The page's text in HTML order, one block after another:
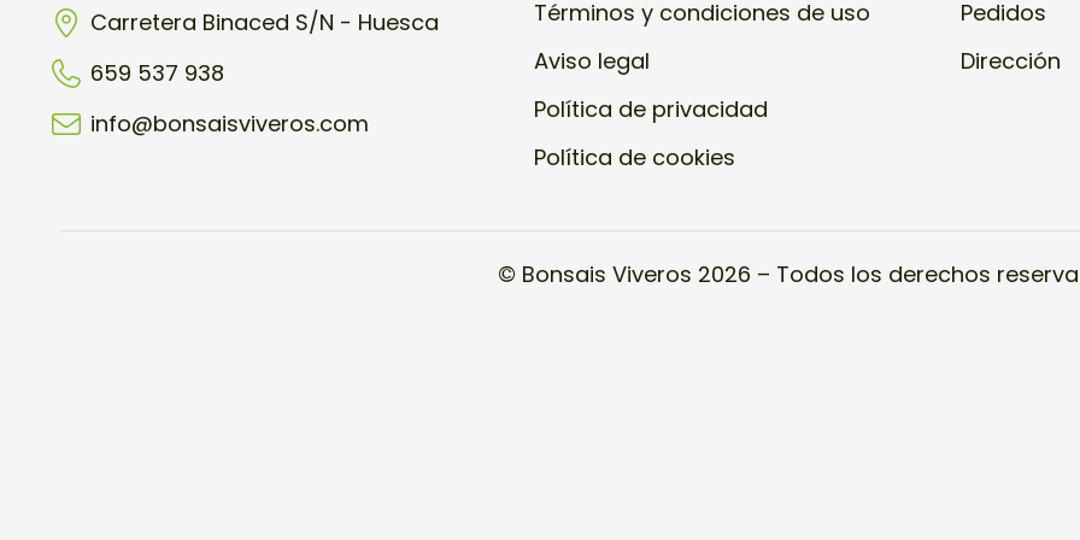
Carretera Binaced S/N - Huesca
659 537 938
info@bonsaisviveros.com
Términos y condiciones de uso
Aviso legal
Política de privacidad
Política de cookies
Pedidos
Dirección
© Bonsais Viveros 2026 – Todos los derechos